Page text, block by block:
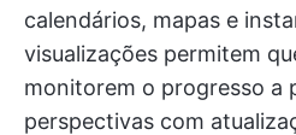
calendários, mapas e
visualizações permitem
monitorem o progresso a
perspectivas com